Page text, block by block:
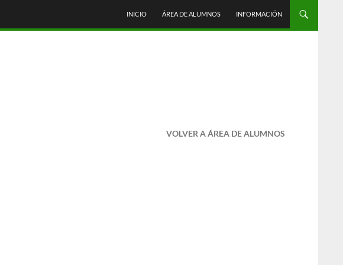
INICIO ÁREA DE ALUMNOS INFORMACIÓN
VOLVER A ÁREA DE ALUMNOS